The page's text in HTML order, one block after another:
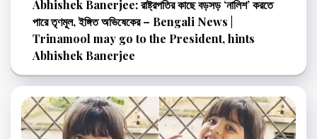
Abhishek Banerjee: রাষ্ট্রপতির কাছে বড়সড় ‘নালিশ’ করতে
পারে তৃণমূল, ইঙ্গিত অভিষেকের – Bengali News |
Trinamool may go to the President, hints
Abhishek Banerjee